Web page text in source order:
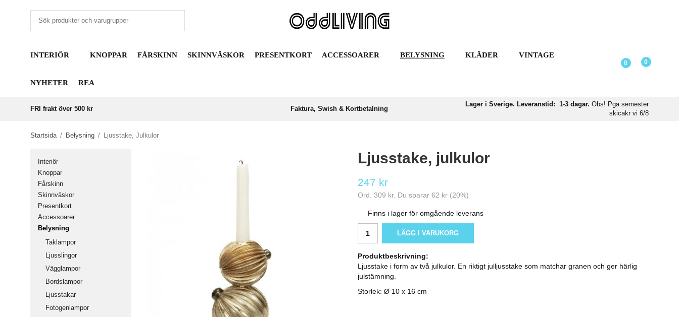
INTERIÖR KNOPPAR FÅRSKINN SKINNVÄSKOR PRESENTKORT ACCESSOARER BELYSNING KLÄDER VINTAGE
NYHETER REA
0 0
FRI frakt över 500 kr Faktura, Swish & Kortbetalning
Lager i Sverige. Leveranstid: 1-3 dagar.Obs! Pga semester
skicakr vi 6/8
Startsida / Belysning / Ljusstake, Julkulor
Interiör
Knoppar
Fårskinn
Skinnväskor
Presentkort
Accessoarer
Belysning
Taklampor
Ljusslingor
Vägglampor
Bordslampor
Ljusstakar
Fotogenlampor
Ljusstake, julkulor
247 kr
Ord. 309 kr. Du sparar 62 kr(20%)
Finns i lager för omgående leverans
LÄGG I VARUKORG
Produktbeskrivning:
Ljusstake i form av två julkulor. En riktigt julljusstake som matchar granen och ger härlig
julstämning.
Storlek: Ø 10 x 16 cm